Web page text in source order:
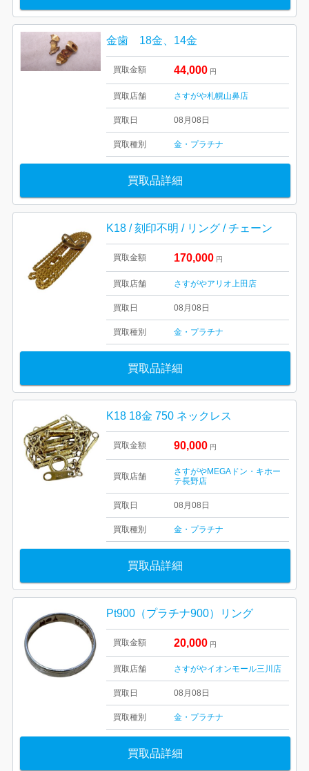
金歯 18金、14金
買取金額 44,000 円
買取店舗 さすがや札幌山鼻店
買取日 08月08日
買取種別 金・プラチナ
買取品詳細
K18 / 刻印不明 / リング / チェーン
買取金額 170,000 円
買取店舗 さすがやアリオ上田店
買取日 08月08日
買取種別 金・プラチナ
買取品詳細
K18 18金 750 ネックレス
買取金額 90,000 円
買取店舗
さすがやMEGAドン・キホー
テ長野店
買取日 08月08日
買取種別 金・プラチナ
買取品詳細
Pt900（プラチナ900）リング
買取金額 20,000 円
買取店舗 さすがやイオンモール三川店
買取日 08月08日
買取種別 金・プラチナ
買取品詳細